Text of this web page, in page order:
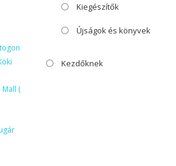
(
Kiegészítők
Újságok és könyvek
Kezdőknek